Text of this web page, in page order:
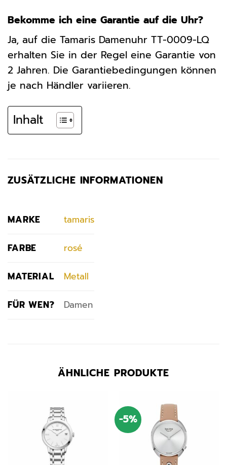
Bekomme ich eine Garantie auf die Uhr?
Ja, auf die Tamaris Damenuhr TT-0009-LQ
erhalten Sie in der Regel eine Garantie von
2 Jahren. Die Garantiebedingungen können
je nach Händler variieren.
Inhalt
ZUSÄTZLICHE INFORMATIONEN
MARKE tamaris
FARBE rosé
MATERIAL Metall
FÜR WEN? Damen
ÄHNLICHE PRODUKTE
-5%